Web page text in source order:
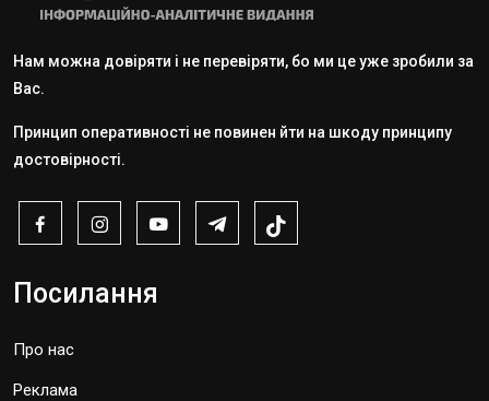
Нам можна довіряти і не перевіряти, бо ми це уже зробили за
Вас.
Принцип оперативності не повинен йти на шкоду принципу
достовірності.
Посилання
Про нас
Реклама